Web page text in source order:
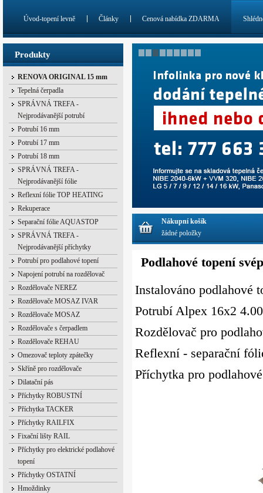
Produkty
RENOVA ORIGINAL 15 mm
Tepelná čerpadla
SPRÁVNÁ TREFA -
Nejprodávanější potrubí
Potrubí 16 mm
Potrubí 17 mm
Potrubí 18 mm
SPRÁVNÁ TREFA -
Nejprodávanější fólie
Reflexní fólie TOP HEATING
Rekuperace
Separační fólie AQUASTOP
SPRÁVNÁ TREFA -
Nejprodávanější příchytky
Potrubí pro podlahové topení
Napojení potrubí na rozdělovač
Rozdělovače NEREZ
Rozdělovače MOSAZ IVAR
Rozdělovače MOSAZ
Rozdělovače s čerpadlem
Rozdělovače REHAU
Omezovač teploty zpátečky
Skříně pro rozdělovače
Dilatační pás
Příchytky ROBUSTNÍ
Příchytka TACKER
Příchytky RAILFIX
Fixační lišty RAIL
Příchytky pro elektrické podlahové
topení
Příchytky OSTATNÍ
Hmoždinky
Podlahové topení
Instalováno podlahové
Potrubí Alpex 16x2
Rozdělovač pro
Reflexní - separační
Příchytka pro
Úvod-topení levně Články Cenová nabídka ZDARMA
Nákupní košík
žádné položky